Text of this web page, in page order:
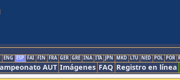
ENG ESP FAI FIN FRA GER GRE INA ITA JPN MKD LTU NED POL POR
AUT Imágenes FAQ Registro en línea